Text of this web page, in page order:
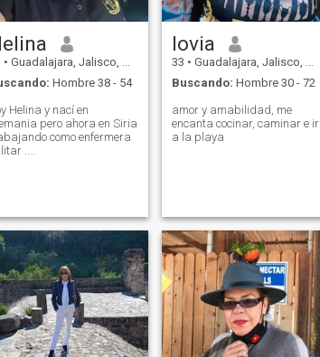
• Guadalajara, Jalisco, México
Hombre 38 - 54
Helina y nací en
pero ahora en Siria
como enfermera
....
lovia
33 • Guadalajara, Jalisco, México
Buscando: Hombre 30 - 72
amor y amabilidad, me
encanta cocinar, caminar e ir
a la playa